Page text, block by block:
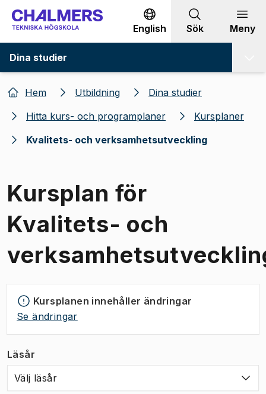
Gå till innehållet
English Sök Meny
Dina studier
Hem Utbildning
Dina studier
Hitta kurs- och programplaner
Kursplaner
Kvalitets- och verksamhetsutveckling
Kursplan för
Kvalitets- och
Kursplanen innehåller ändringar
Se ändringar
Läsår
Välj läsår